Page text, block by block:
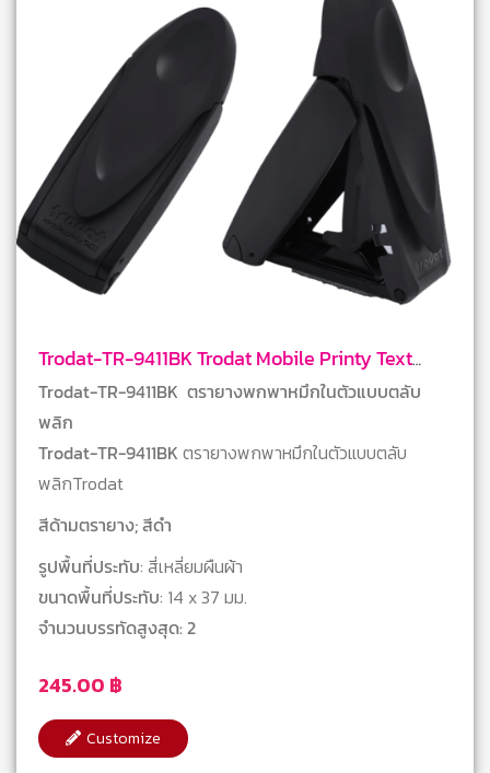
Trodat-TR-9411BK Trodat Mobile Printy Text
Stamps
245.00 ฿
Trodat-TR-9411BK ตรายางพกพาหมึกในตัวแบบตลับ
พลิก
Trodat-TR-9411BK ตรายางพกพาหมึกในตัวแบบตลับ
พลิกTrodat
สีด้ามตรายาง; สีดำ
รูปพื้นที่ประทับ: สี่เหลี่ยมผืนผ้า
ขนาดพื้นที่ประทับ: 14 x 37 มม.
จำนวนบรรทัดสูงสุด: 2
Customize